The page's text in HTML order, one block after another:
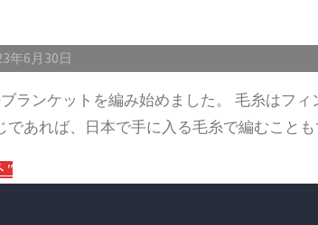
年6月30日
ランケットを編み始めました。 毛糸はフ
あれば、日本で手に入る毛糸で編むこと
"